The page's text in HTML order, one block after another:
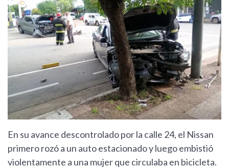
En su avance descontrolado por la calle 24, el Nissan
primero rozó a un auto estacionado y luego embistió
violentamente a una mujer que circulaba en bicicleta.